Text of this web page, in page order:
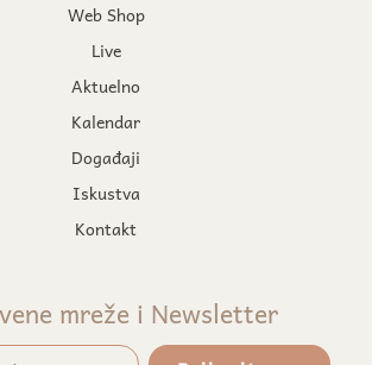
Web Shop
Live
Aktuelno
Kalendar
Događaji
Iskustva
Kontakt
mreže i Newsletter